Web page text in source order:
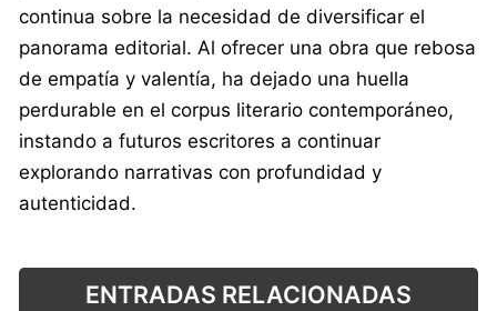
continua sobre la necesidad de diversificar el
panorama editorial. Al ofrecer una obra que rebosa
de empatía y valentía, ha dejado una huella
perdurable en el corpus literario contemporáneo,
instando a futuros escritores a continuar
explorando narrativas con profundidad y
autenticidad.
ENTRADAS RELACIONADAS